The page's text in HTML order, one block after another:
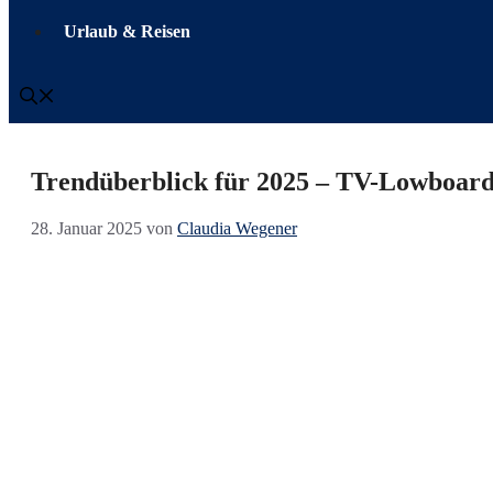
Urlaub & Reisen
Trendüberblick für 2025 – TV-
28. Januar 2025 von Claudia Wegener